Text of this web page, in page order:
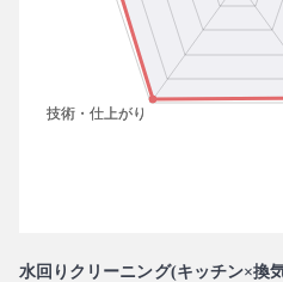
水回りクリーニング(キッチン×換